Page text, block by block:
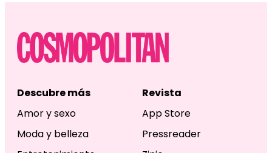
Descubre más
Amor y sexo
Moda y belleza
Revista
App Store
Pressreader